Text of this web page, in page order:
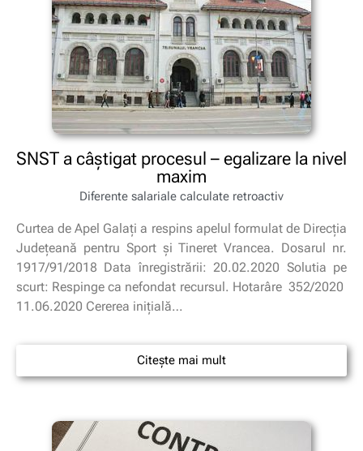
SNST a câștigat procesul – egalizare la nivel
maxim
Diferente salariale calculate retroactiv
Curtea de Apel Galați a respins apelul formulat de Direcția
Județeană pentru Sport și Tineret Vrancea. Dosarul nr.
1917/91/2018 Data înregistrării: 20.02.2020 Solutia pe
scurt: Respinge ca nefondat recursul. Hotarâre 352/2020
11.06.2020 Cererea inițială…
Citește mai mult